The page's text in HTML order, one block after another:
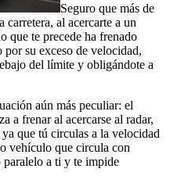
Seguro que más de
carretera, al acercarte a un
que te precede ha frenado
por su exceso de velocidad,
del límite y obligándote a
aún más peculiar: el
a frenar al acercarse al radar,
que tú circulas a la velocidad
vehículo que circula con
paralelo a ti y te impide